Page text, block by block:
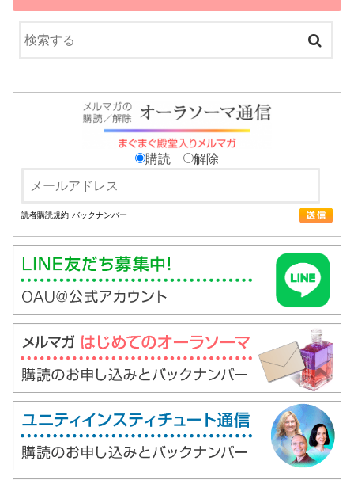
購読 解除
読者購読規約 バックナンバー